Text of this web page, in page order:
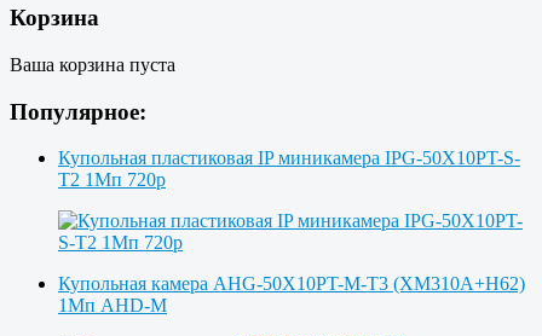
Корзина
Ваша корзина пуста
Популярное:
Купольная пластиковая IP миникамера IPG-50X10PT-S-
T2 1Мп 720p
Купольная камера AHG-50X10PT-M-T3 (XM310A+H62)
1Мп AHD-M